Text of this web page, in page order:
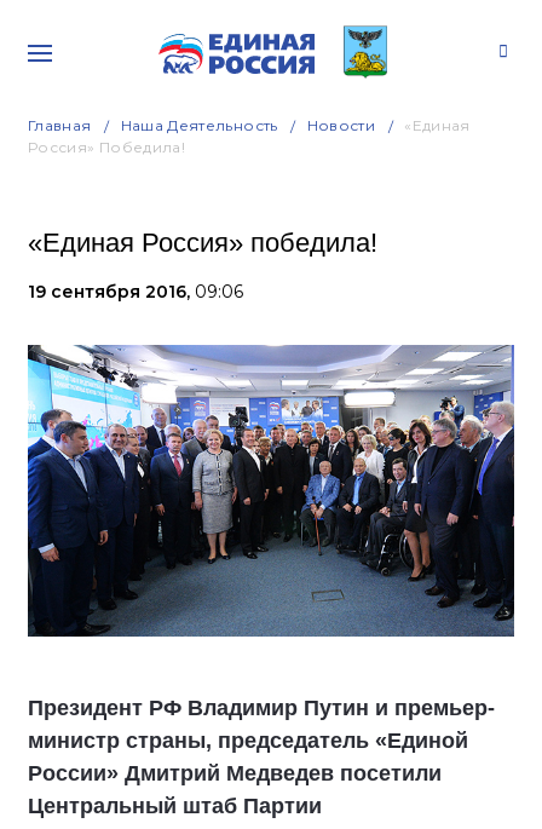
Главная Наша Деятельность Новости
«Единая
Россия» Победила!
«Единая Россия» победила!
19 сентября 2016, 09:06
Президент РФ Владимир Путин и премьер-
министр страны, председатель «Единой
России» Дмитрий Медведев посетили
Центральный штаб Партии